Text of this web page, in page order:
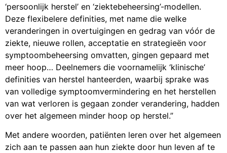
‘persoonlijk herstel’ en ‘ziektebeheersing’-modellen.
Deze flexibelere definities, met name die welke
veranderingen in overtuigingen en gedrag van vóór de
ziekte, nieuwe rollen, acceptatie en strategieën voor
symptoombeheersing omvatten, gingen gepaard met
meer hoop… Deelnemers die voornamelijk ‘klinische’
definities van herstel hanteerden, waarbij sprake was
van volledige symptoomvermindering en het herstellen
van wat verloren is gegaan zonder verandering, hadden
over het algemeen minder hoop op herstel.”
Met andere woorden, patiënten leren over het algemeen
zich aan te passen aan hun ziekte door hun leven af ​​te